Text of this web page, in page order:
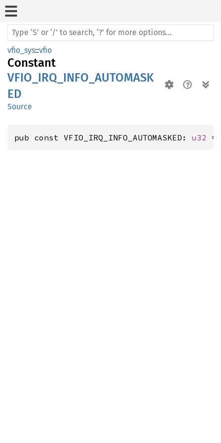
vfio_sys::vfio
Constant
VFIO_IRQ_INFO_AUTOMASK
ED
Source
pub const VFIO_IRQ_INFO_AUTOMASKED: u32 =